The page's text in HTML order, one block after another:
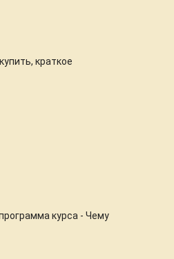
краткое
курса - Чему